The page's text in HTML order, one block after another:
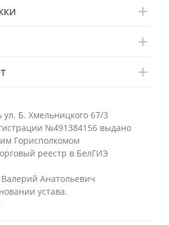
ул. Б. Хмельницкого 67/3
№491384156 выдано
Горисполкомом
реестр в БелГИЭ
Анатольевич
устава.